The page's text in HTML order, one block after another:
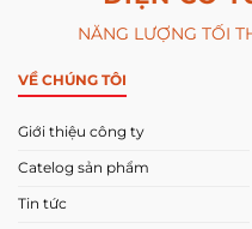
NĂNG LƯỢNG TỐI
VỀ CHÚNG TÔI
Giới thiệu công ty
Catelog sản phẩm
Tin tức